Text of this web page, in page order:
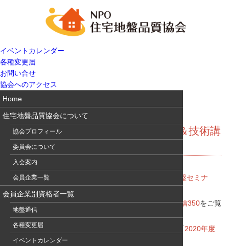
イベントカレンダー
各種変更届
お問い合せ
協会へのアクセス
Home
住宅地盤品質協会について
協会プロフィール
委員会について
入会案内
会員企業一覧
会員企業別資格者一覧
地盤通信
各種変更届
イベントカレンダー
地盤通信350 更新セミナー再案内＆技術講
習会案内
住宅地盤技士・主任技士資格の
更新セミナー（住宅地盤セミナ
ー） のお申込忘れはありませんか？
15日（金）が申込締切となっています。詳細は地盤通信350をご覧
下さい。
また、2/16（火）開催の(一社)地盤品質判定士会主催「2020年度
地盤品質セミナー」も紹介してます。